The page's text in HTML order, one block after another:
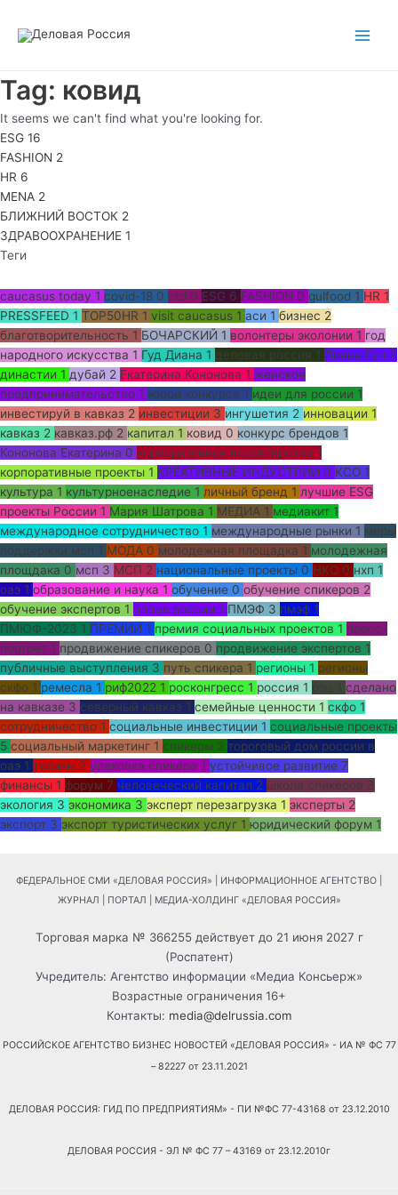
Tag: ковид
It seems we can't find what you're looking for.
ESG 16
FASHION 2
HR 6
MENA 2
БЛИЖНИЙ ВОСТОК 2
ЗДРАВООХРАНЕНИЕ 1
Теги
caucasus today 1 covid-18 0 ctd 0 ESG 6 FASHION 0 gulfood 1 HR 1
PRESSFEED 1 TOP50HR 1 visit caucasus 1 аси 1 бизнес 2
благотворительность 1 БОЧАРСКИЙ 1 волонтеры эколонии 1 год
народного искусства 1 Гуд Диана 1 деловая россия 1 Диана Гуц 2
династии 1 дубай 2 Екатерина Кононова 1 женское
предпринимательство 1 жюри конкурса 1 идеи для россии 1
инвестируй в кавказ 2 инвестиции 3 ингушетия 2 инновации 1
кавказ 2 кавказ.рф 2 капитал 1 ковид 0 конкурс брендов 1
Кононова Екатерина 0 корпоративное волонтерство 1
корпоративные проекты 1 КРЕАТИВНЫЕ ИНДУСТРИИ 0 КСО 1
культура 1 культурноенаследие 1 личный бренд 1 лучшие ESG
проекты России 1 Мария Шатрова 1 МЕДИА 1 медиакит 1
международное сотрудничество 1 международные рынки 1 меры
поддержки мсп 1 МОДА 0 молодежная площадка 1 молодежная
площдака 0 мсп 3 МСП 2 национальные проекты 0 НКО 0 нхп 1
оаэ 1 образование и наука 1 обучение 0 обучение спикеров 2
обучение экспертов 1 опора россии 1 ПМЭФ 3 пмэф 1
ПМЮФ-2023 1 ПРЕМИИ 1 премия социальных проектов 1 пресс-
портрет 1 продвижение спикеров 0 продвижение экспертов 1
публичные выступления 3 путь спикера 1 регионы 1 регионы
скфо 1 ремесла 1 риф2022 1 росконгресс 1 россия 1
сделано
на кавказе 3 северный кавказ 1 семейные ценности 1 скфо 1
сотрудничество 1 социальные инвестиции 1 социальные проекты
5 социальный маркетинг 1 спикеры 2 тороговый дом россии в
оаэ 1 туризм 2 упаковка спикера 1 устойчивое развитие 7
финансы 1 форум 7 человеческий капитал 2 школа спикеров 3
экология 3 экономика 3 эксперт перезагрузка 1 эксперты 2
экспорт 3 экспорт туристических услуг 1 юридический форум 1
ФЕДЕРАЛЬНОЕ СМИ «ДЕЛОВАЯ РОССИЯ» | ИНФОРМАЦИОННОЕ АГЕНТСТВО |
ЖУРНАЛ | ПОРТАЛ | МЕДИА-ХОЛДИНГ «ДЕЛОВАЯ РОССИЯ»
Торговая марка № 366255 действует до 21 июня 2027 г
(Роспатент)
Учредитель: Агентство информации «Медиа Консьерж»
Возрастные ограничения 16+
Контакты: media@delrussia.com
РОССИЙСКОЕ АГЕНТСТВО БИЗНЕС НОВОСТЕЙ «ДЕЛОВАЯ РОССИЯ» - ИА № ФС 77
– 82227 от 23.11.2021
ДЕЛОВАЯ РОССИЯ: ГИД ПО ПРЕДПРИЯТИЯМ» - ПИ №ФС 77-43168 от 23.12.2010
ДЕЛОВАЯ РОССИЯ - ЭЛ № ФС 77 – 43169 от 23.12.2010г